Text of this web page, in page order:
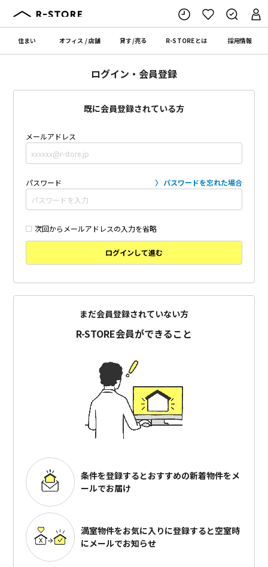
住まい オフィス /店舗 貸す/売る R-STOREとは 採用情報
ログイン・会員登録
既に会員登録されている方
メールアドレス
パスワード パスワードを忘れた場合
次回からメールアドレスの入力を省略
ログインして進む
まだ会員登録されていない方
R-STORE会員ができること
条件を登録するとおすすめの新着物件をメ
ールでお届け
満室物件をお気に入りに登録すると空室時
にメールでお知らせ